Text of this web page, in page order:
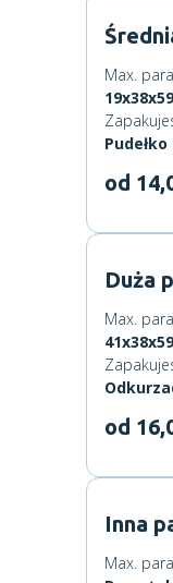
Max.
od
Duża
Max.
od
Inna
Max.